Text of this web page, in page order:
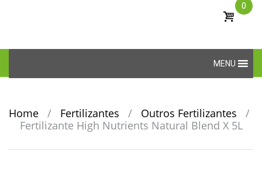
0
content
MENU
Home / Fertilizantes / Outros Fertilizantes
/
Fertilizante High Nutrients Natural Blend X 5L